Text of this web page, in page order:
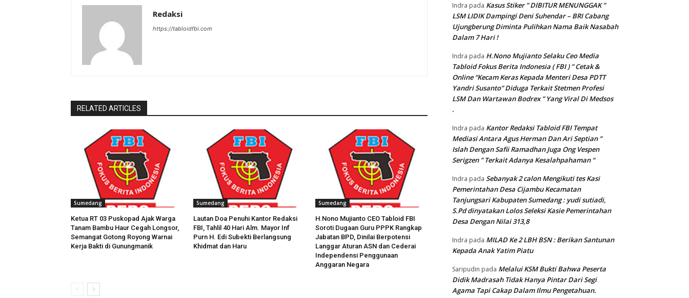
Redaksi
https://tabloidfbi.com
RELATED ARTICLES
Sumedang
Ketua RT 03 Puskopad Ajak Warga
Tanam Bambu Haur Cegah Longsor,
Semangat Gotong Royong Warnai
Kerja Bakti di Gunungmanik
Sumedang
Lautan Doa Penuhi Kantor Redaksi
FBI, Tahlil 40 Hari Alm. Mayor Inf
Purn H. Edi Subekti Berlangsung
Khidmat dan Haru
Sumedang
H.Nono Mujianto CEO Tabloid FBI
Soroti Dugaan Guru PPPK Rangkap
Jabatan BPD, Dinilai Berpotensi
Langgar Aturan ASN dan Cederai
Independensi Penggunaan
Anggaran Negara
Indra pada Kasus Stiker ” DIBITUR MENUNGGAK ”
LSM LIDIK Dampingi Deni Suhendar – BRI Cabang
Ujungberung Diminta Pulihkan Nama Baik Nasabah
Dalam 7 Hari !
Indra pada H.Nono Mujianto Selaku Ceo Media
Tabloid Fokus Berita Indonesia ( FBI ) ” Cetak &
Online “Kecam Keras Kepada Menteri Desa PDTT
Yandri Susanto” Diduga Terkait Stetmen Profesi
LSM Dan Wartawan Bodrex ” Yang Viral Di Medsos
.
Indra pada Kantor Redaksi Tabloid FBI Tempat
Mediasi Antara Agus Herman Dan Ari Septian ”
Islah Dengan Safii Ramadhan Juga Ong Vespen
Serigzen ” Terkait Adanya Kesalahpahaman “
Indra pada Sebanyak 2 calon Mengikuti tes Kasi
Pemerintahan Desa Cijambu Kecamatan
Tanjungsari Kabupaten Sumedang : yudi sutiadi,
S.Pd dinyatakan Lolos Seleksi Kasie Pemerintahan
Desa Dengan Nilai 313,8
Indra pada MILAD Ke 2 LBH BSN : Berikan Santunan
Kepada Anak Yatim Piatu
Saripudin pada Melalui KSM Bukti Bahwa Peserta
Didik Madrasah Tidak Hanya Pintar Dari Segi
Agama Tapi Cakap Dalam Ilmu Pengetahuan.